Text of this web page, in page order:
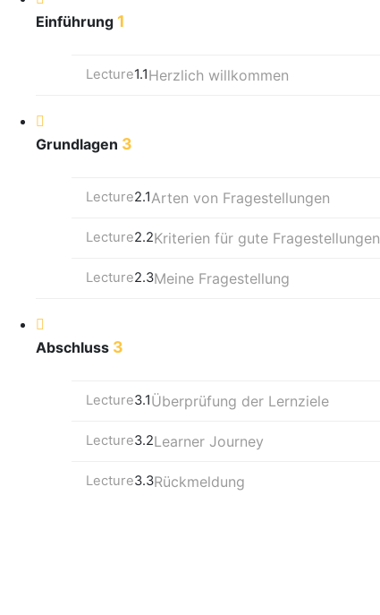
Einführung 1
Lecture1.1Herzlich willkommen
Grundlagen 3
Lecture2.1Arten von Fragestellungen
Lecture2.2Kriterien für gute Fragestellungen
Lecture2.3Meine Fragestellung
Abschluss 3
Lecture3.1Überprüfung der Lernziele
Lecture3.2Learner Journey
Lecture3.3Rückmeldung